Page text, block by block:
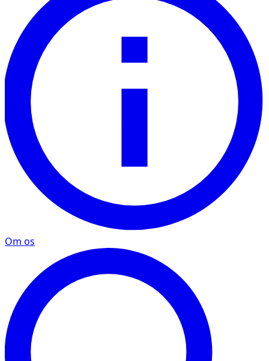
Om os